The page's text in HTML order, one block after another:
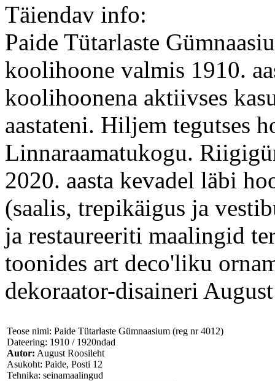
Täiendav info:
Paide Tütarlaste
koolihoone valmis 1910.
koolihoonena aktiivses
aastateni. Hiljem tegutses
Linnaraamatukogu.
2020. aasta kevadel läbi
(saalis, trepikäigus ja
ja restaureeriti maalingid
toonides art deco'liku
dekoraator-disaineri
Teose nimi: Paide Tütarlaste Gümnaasium (reg nr 4012)
Dateering: 1910 / 1920ndad
Autor: August Roosileht
Asukoht: Paide, Posti 12
Tehnika: seinamaalingud